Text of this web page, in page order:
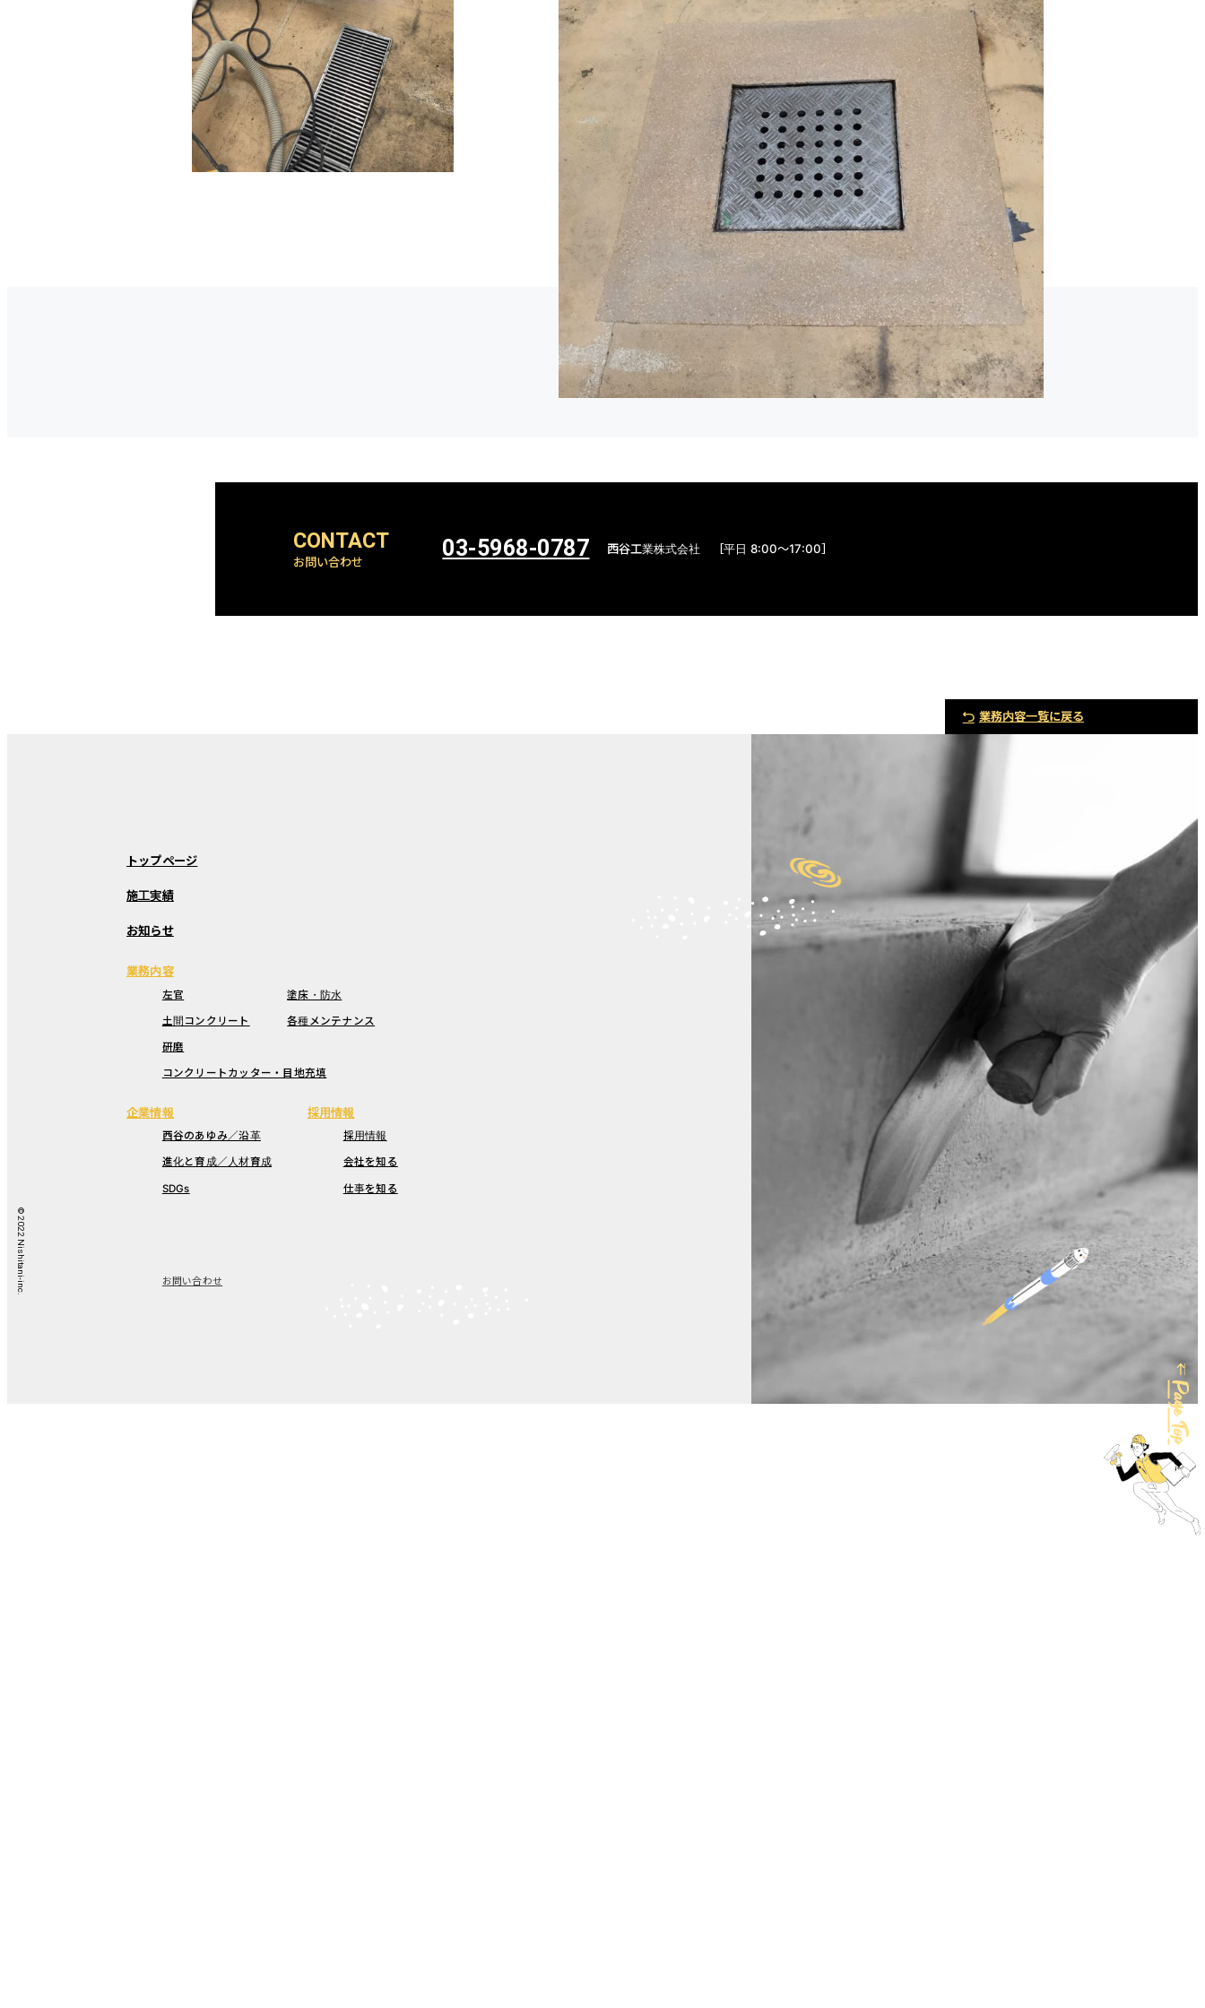
お問い合わせ 03-5968-0787 西谷工業株式会社 ［平日 8:00〜17:00］
業務内容一覧に戻る
Page Top
トップページ
施工実績
お知らせ
業務内容
左官
土間コンクリート
研磨
コンクリートカッター・目地充填
塗床・防水
各種メンテナンス
企業情報
西谷のあゆみ／沿革
進化と育成／人材育成
SDGs
採用情報
採用情報
会社を知る
仕事を知る
お問い合わせ
© 2022 Nishitani-inc.